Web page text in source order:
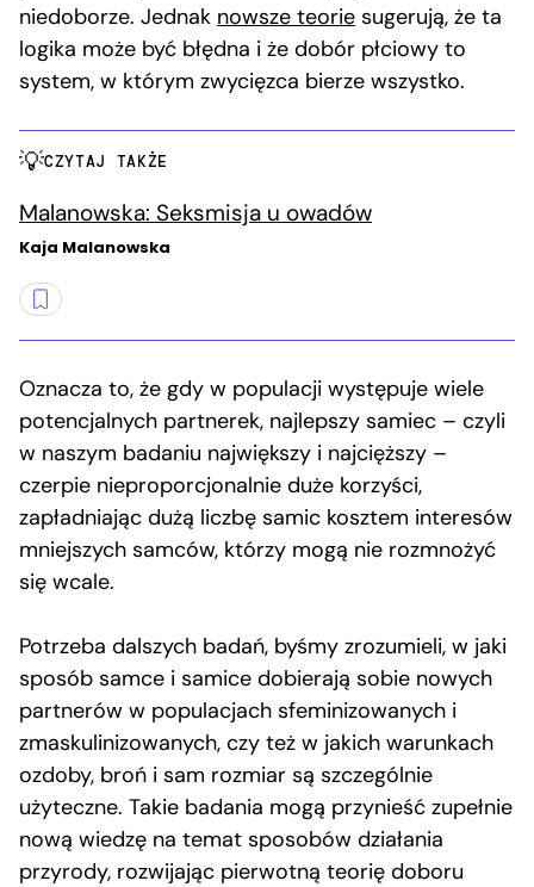
niedoborze. Jednak nowsze teorie sugerują, że ta
logika może być błędna i że dobór płciowy to
system, w którym zwycięzca bierze wszystko.
CZYTAJ TAKŻE
Malanowska: Seksmisja u owadów
Kaja Malanowska
Oznacza to, że gdy w populacji występuje wiele
potencjalnych partnerek, najlepszy samiec – czyli
w naszym badaniu największy i najcięższy –
czerpie nieproporcjonalnie duże korzyści,
zapładniając dużą liczbę samic kosztem interesów
mniejszych samców, którzy mogą nie rozmnożyć
się wcale.
Potrzeba dalszych badań, byśmy zrozumieli, w jaki
sposób samce i samice dobierają sobie nowych
partnerów w populacjach sfeminizowanych i
zmaskulinizowanych, czy też w jakich warunkach
ozdoby, broń i sam rozmiar są szczególnie
użyteczne. Takie badania mogą przynieść zupełnie
nową wiedzę na temat sposobów działania
przyrody, rozwijając pierwotną teorię doboru